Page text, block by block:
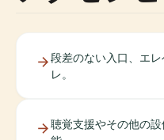
段差のない入口、エ
レ。
聴覚支援やその他の